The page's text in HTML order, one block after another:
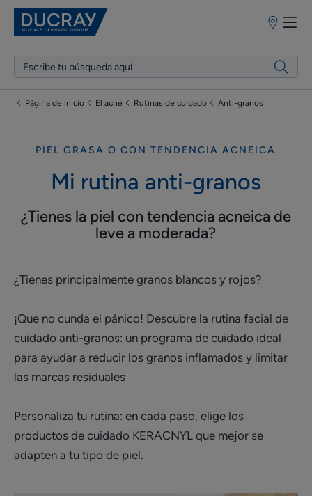
Puntos
venta
Página de inicio El acné Rutinas de cuidado Anti-granos
PIEL GRASA O CON TENDENCIA ACNEICA
Mi rutina anti-granos
¿Tienes la piel con tendencia acneica de
leve a moderada?
¿Tienes principalmente granos blancos y rojos?
¡Que no cunda el pánico! Descubre la rutina facial de
cuidado anti-granos: un programa de cuidado ideal
para ayudar a reducir los granos inflamados y limitar
las marcas residuales
Personaliza tu rutina: en cada paso, elige los
productos de cuidado KERACNYL que mejor se
adapten a tu tipo de piel.